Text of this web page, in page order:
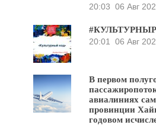
20:03 06 Авг
20:01
06 Авг
В первом
авиалиниях
провинции
годовом